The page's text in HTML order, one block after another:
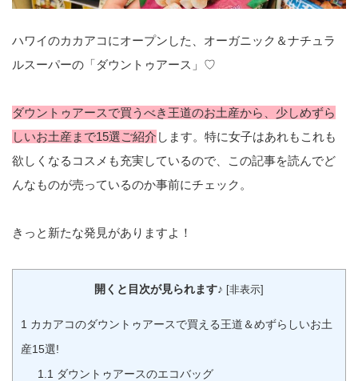
ハワイのカカアコにオープンした、オーガニック＆ナチュラ
ルスーパーの「ダウントゥアース」♡
ダウントゥアースで買うべき王道のお土産から、少しめずら
しいお土産まで15選ご紹介 します。特に女子はあれもこれも
欲しくなるコスメも充実しているので、この記事を読んでど
んなものが売っているのか事前にチェック。
きっと新たな発見がありますよ！
開くと目次が見られます♪ [非表示]
1 カカアコのダウントゥアースで買える王道＆めずらしいお土
産15選!
1.1 ダウントゥアースのエコバッグ